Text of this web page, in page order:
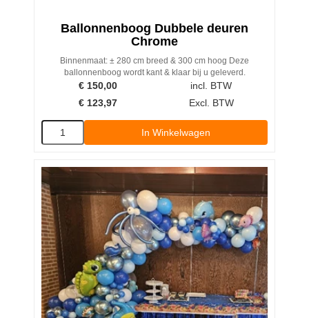
Ballonnenboog Dubbele deuren
Chrome
Binnenmaat: ± 280 cm breed & 300 cm hoog Deze
ballonnenboog wordt kant & klaar bij u geleverd.
€ 150,00
incl. BTW
€ 123,97 Excl. BTW
In Winkelwagen